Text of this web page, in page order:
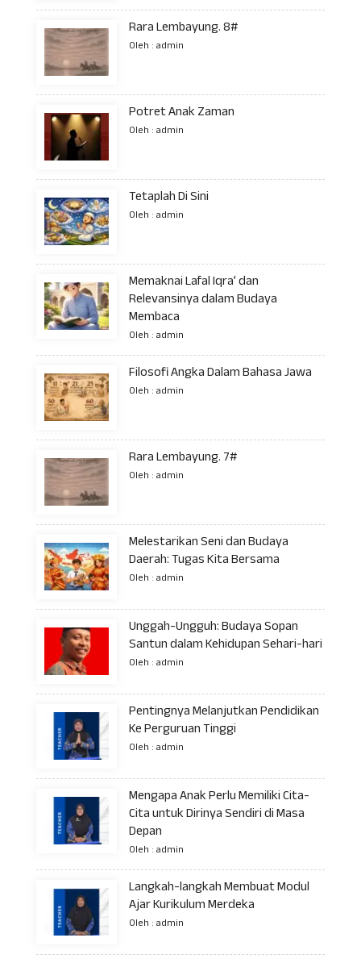
Rara Lembayung. 8#
Oleh : admin
Potret Anak Zaman
Oleh : admin
Tetaplah Di Sini
Oleh : admin
Memaknai Lafal Iqra’ dan
Relevansinya dalam Budaya
Membaca
Oleh : admin
Filosofi Angka Dalam Bahasa Jawa
Oleh : admin
Rara Lembayung. 7#
Oleh : admin
Melestarikan Seni dan Budaya
Daerah: Tugas Kita Bersama
Oleh : admin
Unggah-Ungguh: Budaya Sopan
Santun dalam Kehidupan Sehari-hari
Oleh : admin
Pentingnya Melanjutkan Pendidikan
Ke Perguruan Tinggi
Oleh : admin
Mengapa Anak Perlu Memiliki Cita-
Cita untuk Dirinya Sendiri di Masa
Depan
Oleh : admin
Langkah-langkah Membuat Modul
Ajar Kurikulum Merdeka
Oleh : admin